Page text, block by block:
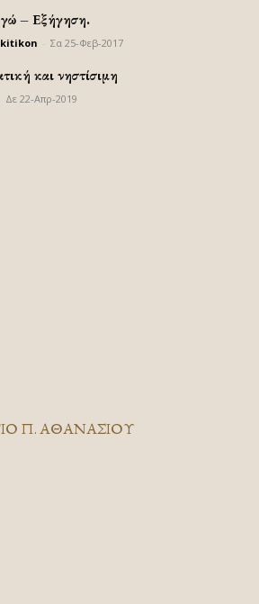
– Εξήγηση.
Σα 25-Φεβ-2017
και νηστίσιμη
Δε 22-Απρ-2019
Π. ΑΘΑΝΑΣΙΟΥ